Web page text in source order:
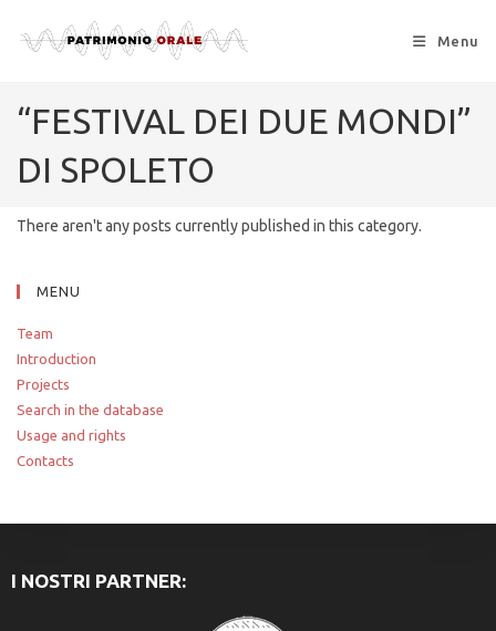
Menu
“FESTIVAL DEI DUE MONDI”
DI SPOLETO
There aren't any posts currently published in this category.
MENU
Team
Introduction
Projects
Search in the database
Usage and rights
Contacts
I NOSTRI PARTNER: